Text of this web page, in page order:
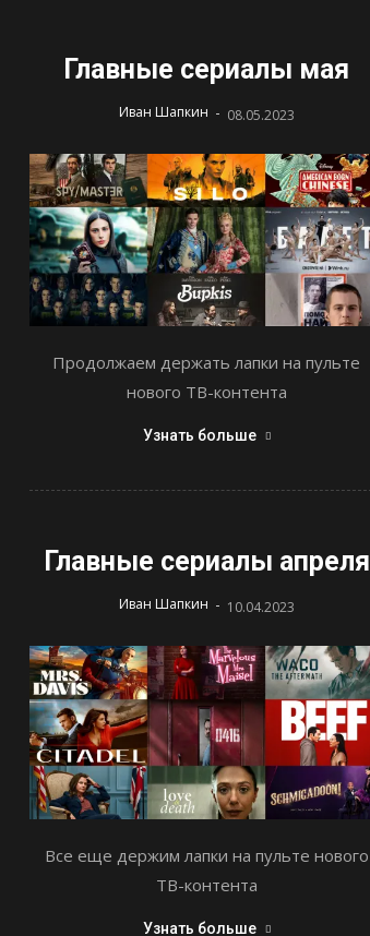
Главные сериалы мая
Иван Шапкин - 08.05.2023
Продолжаем держать лапки на пульте
нового ТВ-контента
Узнать больше
Главные сериалы апреля
Иван Шапкин - 10.04.2023
Все еще держим лапки на пульте нового
ТВ-контента
Узнать больше